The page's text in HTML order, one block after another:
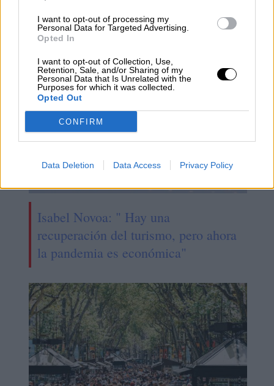
I want to opt-out of processing my
Personal Data for Targeted Advertising.
Opted In
I want to opt-out of Collection, Use,
Retention, Sale, and/or Sharing of my
Personal Data that Is Unrelated with the
Purposes for which it was collected.
Opted Out
CONFIRM
Data Deletion Data Access Privacy Policy
Viajar es medicina natural contra la
ansiedad y la depresión
Isabel Novoa: " Hay una
recuperación del turismo, pero ahora
la pandemia es económica"